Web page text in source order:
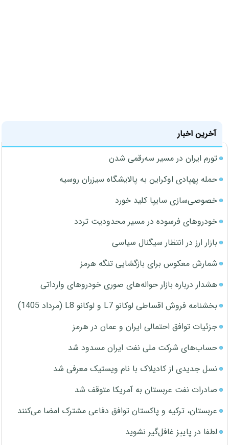
آخرین اخبار
تورم ایران در مسیر سه‌رقمی شدن
حمله پهپادی اوکراین به پالایشگاه سیزران روسیه
خصوصی‌سازی سایپا کلید خورد
خودروهای فرسوده در مسیر محدودیت تردد
بازار ارز در انتظار سیگنال سیاسی
شمارش معکوس برای بازگشایی تنگه هرمز
هشدار درباره بازار حواله‌های صوری خودروهای وارداتی
بخشنامه فروش اقساطی لوکانو L7 و لوکانو L8 (مرداد 1405)
جزئیات توافق احتمالی ایران و عمان در هرمز
حساب‌های شرکت ملی نفت ایران مسدود شد
نسل جدیدی از کادیلاک با نام ویستیک معرفی شد
صادرات نفت عربستان به آمریکا متوقف شد
عربستان، ترکیه و پاکستان توافق دفاعی مشترک امضا می‌کنند
لطفا در پاییز غافل‌گیر نشوید